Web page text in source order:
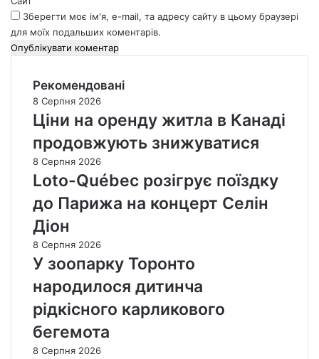
Зберегти моє ім'я, e-mail, та адресу сайту в цьому браузері
для моїх подальших коментарів.
Рекомендовані
8 Серпня 2026
Ціни на оренду житла в Канаді
продовжують знижуватися
8 Серпня 2026
Loto-Québec розігрує поїздку
до Парижа на концерт Селін
Діон
8 Серпня 2026
У зоопарку Торонто
народилося дитинча
рідкісного карликового
бегемота
8 Серпня 2026